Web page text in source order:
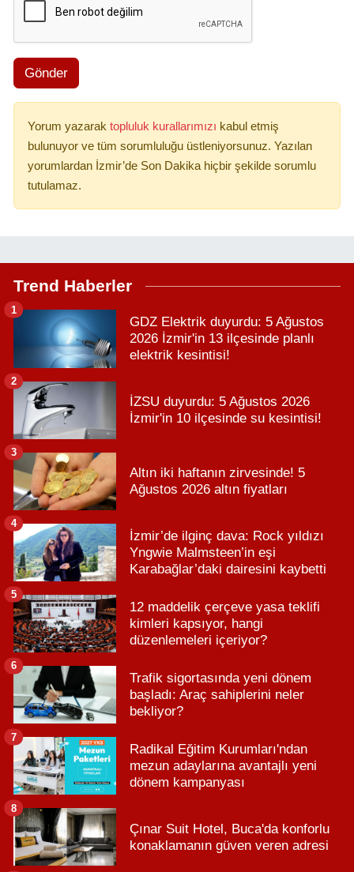
Gönder
Yorum yazarak topluluk kurallarımızı kabul etmiş
bulunuyor ve tüm sorumluluğu üstleniyorsunuz. Yazılan
yorumlardan İzmir’de Son Dakika hiçbir şekilde sorumlu
tutulamaz.
Trend Haberler
GDZ Elektrik duyurdu: 5 Ağustos
2026 İzmir'in 13 ilçesinde planlı
elektrik kesintisi!
1
İZSU duyurdu: 5 Ağustos 2026
İzmir'in 10 ilçesinde su kesintisi!
2
Altın iki haftanın zirvesinde! 5
Ağustos 2026 altın fiyatları
3
İzmir’de ilginç dava: Rock yıldızı
Yngwie Malmsteen’in eşi
Karabağlar’daki dairesini kaybetti
4
12 maddelik çerçeve yasa teklifi
kimleri kapsıyor, hangi
düzenlemeleri içeriyor?
5
Trafik sigortasında yeni dönem
başladı: Araç sahiplerini neler
bekliyor?
6
Radikal Eğitim Kurumları'ndan
mezun adaylarına avantajlı yeni
dönem kampanyası
7
Çınar Suit Hotel, Buca'da konforlu
konaklamanın güven veren adresi
8